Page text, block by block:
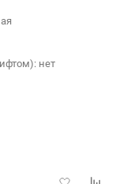
нет
Добавить